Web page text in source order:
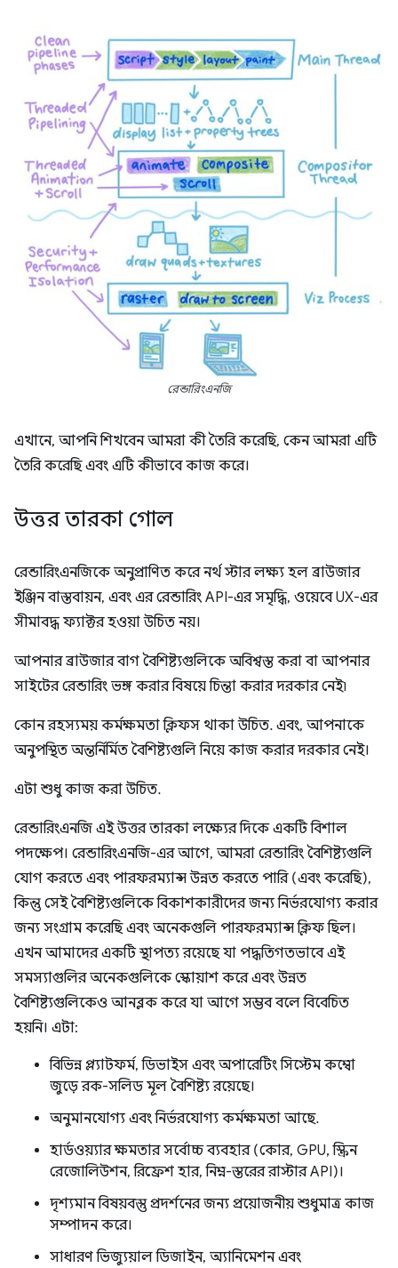
রেন্ডারিংএনজি
এখানে, আপনি শিখবেন আমরা কী তৈরি করেছি, কেন আমরা এটি
তৈরি করেছি এবং এটি কীভাবে কাজ করে।
উত্তর তারকা গোল
রেন্ডারিংএনজিকে অনুপ্রাণিত করে নর্থ স্টার লক্ষ্য হল ব্রাউজার
ইঞ্জিন বাস্তবায়ন, এবং এর রেন্ডারিং API-এর সমৃদ্ধি, ওয়েবে UX-এর
সীমাবদ্ধ ফ্যাক্টর হওয়া উচিত নয়।
আপনার ব্রাউজার বাগ বৈশিষ্ট্যগুলিকে অবিশ্বস্ত করা বা আপনার
সাইটের রেন্ডারিং ভঙ্গ করার বিষয়ে চিন্তা করার দরকার নেই৷
কোন রহস্যময় কর্মক্ষমতা ক্লিফস থাকা উচিত. এবং, আপনাকে
অনুপস্থিত অন্তর্নির্মিত বৈশিষ্ট্যগুলি নিয়ে কাজ করার দরকার নেই।
এটা শুধু কাজ করা উচিত.
রেন্ডারিংএনজি এই উত্তর তারকা লক্ষ্যের দিকে একটি বিশাল
পদক্ষেপ। রেন্ডারিংএনজি-এর আগে, আমরা রেন্ডারিং বৈশিষ্ট্যগুলি
যোগ করতে এবং পারফরম্যান্স উন্নত করতে পারি (এবং করেছি),
কিন্তু সেই বৈশিষ্ট্যগুলিকে বিকাশকারীদের জন্য নির্ভরযোগ্য করার
জন্য সংগ্রাম করেছি এবং অনেকগুলি পারফরম্যান্স ক্লিফ ছিল।
এখন আমাদের একটি স্থাপত্য রয়েছে যা পদ্ধতিগতভাবে এই
সমস্যাগুলির অনেকগুলিকে স্কোয়াশ করে এবং উন্নত
বৈশিষ্ট্যগুলিকেও আনব্লক করে যা আগে সম্ভব বলে বিবেচিত
হয়নি। এটা:
বিভিন্ন প্ল্যাটফর্ম, ডিভাইস এবং অপারেটিং সিস্টেম কম্বো
জুড়ে রক-সলিড মূল বৈশিষ্ট্য রয়েছে।
অনুমানযোগ্য এবং নির্ভরযোগ্য কর্মক্ষমতা আছে.
হার্ডওয়্যার ক্ষমতার সর্বোচ্চ ব্যবহার (কোর, GPU, স্ক্রিন
রেজোলিউশন, রিফ্রেশ হার, নিম্ন-স্তরের রাস্টার API)।
দৃশ্যমান বিষয়বস্তু প্রদর্শনের জন্য প্রয়োজনীয় শুধুমাত্র কাজ
সম্পাদন করে।
সাধারণ ভিজ্যুয়াল ডিজাইন, অ্যানিমেশন এবং